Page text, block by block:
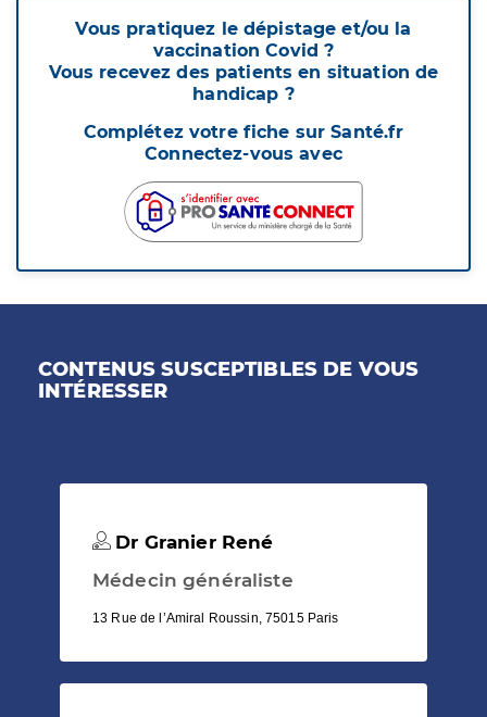
Vous pratiquez le dépistage et/ou la
vaccination Covid ?
Vous recevez des patients en situation de
handicap ?
Complétez votre fiche sur Santé.fr
Connectez-vous avec
CONTENUS SUSCEPTIBLES DE VOUS
INTÉRESSER
Dr Granier René
Médecin généraliste
13 Rue de l’Amiral Roussin, 75015 Paris